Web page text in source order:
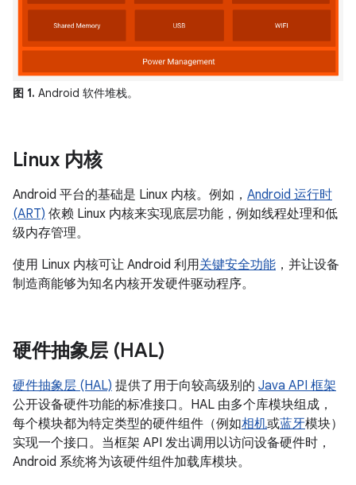
图 1. Android 软件堆栈。
Linux 内核
Android 平台的基础是 Linux 内核。例如， Android 运行时
(ART) 依赖 Linux 内核来实现底层功能，例如线程处理和低
级内存管理。
使用 Linux 内核可让 Android 利用关键安全功能 ，并让设备
制造商能够为知名内核开发硬件驱动程序。
硬件抽象层 (HAL)
硬件抽象层 (HAL) 提供了用于向较高级别的 Java API 框架
公开设备硬件功能的标准接口。HAL 由多个库模块组成，
每个模块都为特定类型的硬件组件（例如相机或蓝牙模块）
实现一个接口。当框架 API 发出调用以访问设备硬件时，
Android 系统将为该硬件组件加载库模块。